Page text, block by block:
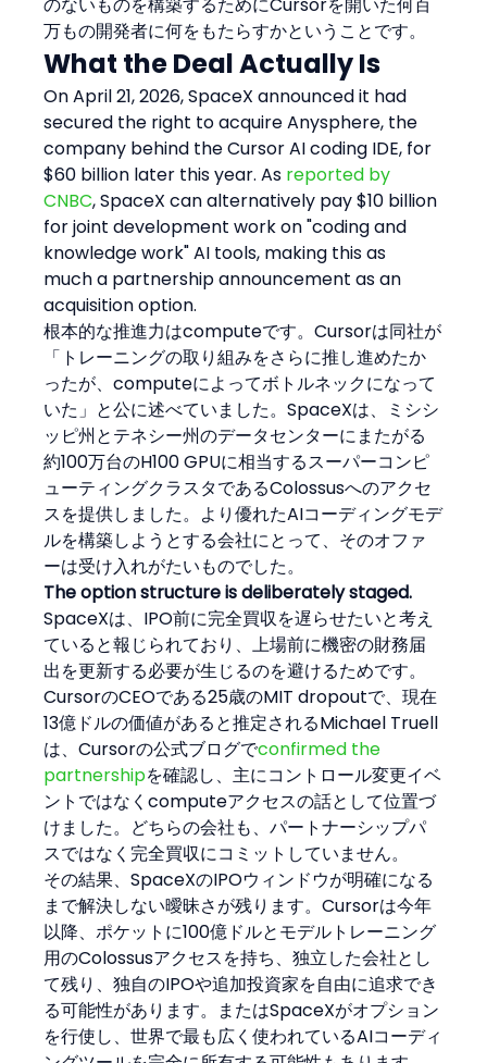
万もの開発者に何をもたらすかということです。
What the Deal Actually Is
On April 21, 2026, SpaceX announced it had
secured the right to acquire Anysphere, the
company behind the Cursor AI coding IDE, for
$60 billion later this year. As reported by
CNBC, SpaceX can alternatively pay $10 billion
for joint development work on "coding and
knowledge work" AI tools, making this as
much a partnership announcement as an
acquisition option.
根本的な推進力はcomputeです。Cursorは同社が
「トレーニングの取り組みをさらに推し進めたか
ったが、computeによってボトルネックになって
いた」と公に述べていました。SpaceXは、ミシシ
ッピ州とテネシー州のデータセンターにまたがる
約100万台のH100 GPUに相当するスーパーコンピ
ューティングクラスタであるColossusへのアクセ
スを提供しました。より優れたAIコーディングモデ
ルを構築しようとする会社にとって、そのオファ
ーは受け入れがたいものでした。
The option structure is deliberately staged.
SpaceXは、IPO前に完全買収を遅らせたいと考え
ていると報じられており、上場前に機密の財務届
出を更新する必要が生じるのを避けるためです。
CursorのCEOである25歳のMIT dropoutで、現在
13億ドルの価値があると推定されるMichael Truell
は、Cursorの公式ブログでconfirmed the
partnershipを確認し、主にコントロール変更イベ
ントではなくcomputeアクセスの話として位置づ
けました。どちらの会社も、パートナーシップパ
スではなく完全買収にコミットしていません。
その結果、SpaceXのIPOウィンドウが明確になる
まで解決しない曖昧さが残ります。Cursorは今年
以降、ポケットに100億ドルとモデルトレーニング
用のColossusアクセスを持ち、独立した会社とし
て残り、独自のIPOや追加投資家を自由に追求でき
る可能性があります。またはSpaceXがオプション
を行使し、世界で最も広く使われているAIコーディ